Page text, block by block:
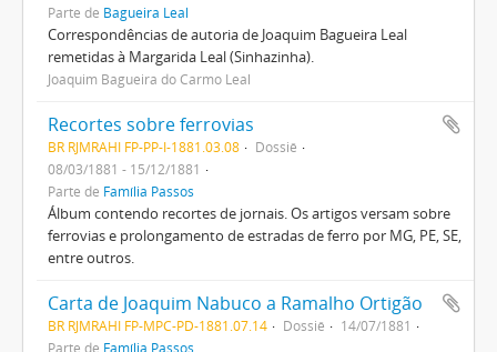
Parte de Bagueira Leal
Correspondências de autoria de Joaquim Bagueira Leal
remetidas à Margarida Leal (Sinhazinha).
Joaquim Bagueira do Carmo Leal
Recortes sobre ferrovias
BR RJMRAHI FP-PP-I-1881.03.08
Dossiê
08/03/1881 - 15/12/1881
Parte de Família Passos
Álbum contendo recortes de jornais. Os artigos versam sobre
ferrovias e prolongamento de estradas de ferro por MG, PE, SE,
entre outros.
Carta de Joaquim Nabuco a Ramalho Ortigão
BR RJMRAHI FP-MPC-PD-1881.07.14 Dossiê
14/07/1881
Parte de Família Passos